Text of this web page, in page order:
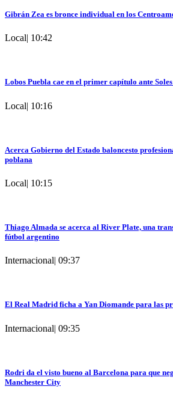
Gibrán Zea es bronce individual en los
Local| 10:42
Lobos Puebla cae en el primer capítulo ante
Local| 10:16
Acerca Gobierno del Estado baloncesto
poblana
Local| 10:15
Thiago Almada se acerca al River Plate, una
fútbol argentino
Internacional| 09:37
El Real Madrid ficha a Yan Diomande para las
Internacional| 09:35
Rodri da el visto bueno al Barcelona para que
Manchester City